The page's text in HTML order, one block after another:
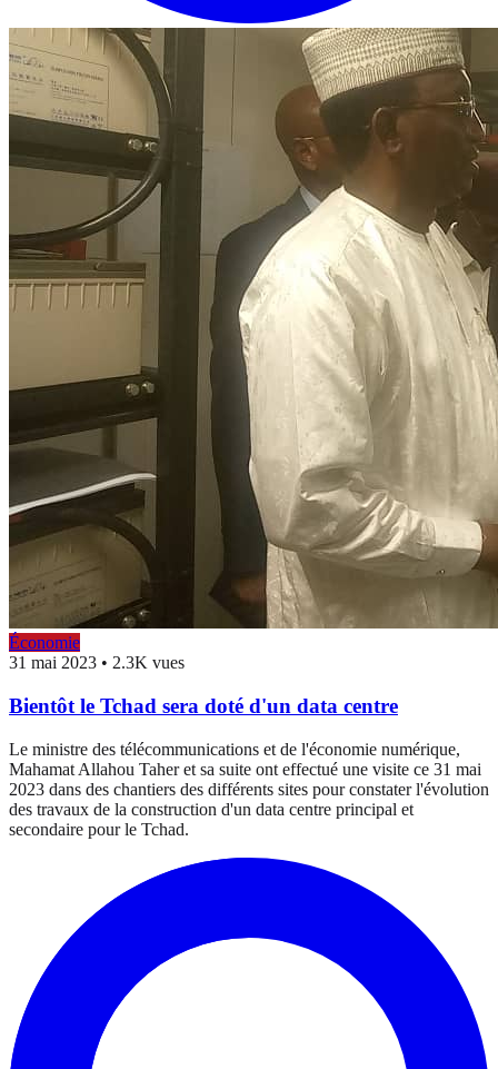
Économie
31 mai 2023 • 2.3K vues
Bientôt le Tchad sera doté d'un data centre
Le ministre des télécommunications et de l'économie numérique,
Mahamat Allahou Taher et sa suite ont effectué une visite ce 31 mai
2023 dans des chantiers des différents sites pour constater l'évolution
des travaux de la construction d'un data centre principal et
secondaire pour le Tchad.